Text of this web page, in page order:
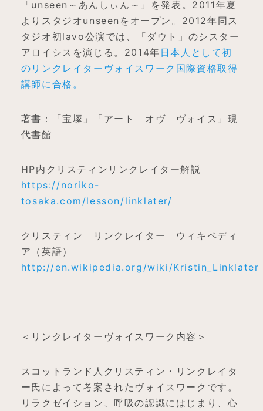
「unseen～あんしぃん～」を発表。2011年夏
よりスタジオunseenをオープン。2012年同ス
タジオ初lavo公演では、「ダウト」のシスター
アロイシスを演じる。2014年 日本人として初
のリンクレイターヴォイスワーク国際資格取得
講師に合格。
著書：「宝塚」「アート オヴ ヴォイス」現
代書館
HP内クリスティンリンクレイター解説
https://noriko-
tosaka.com/lesson/linklater/
クリスティン リンクレイター ウィキペディ
ア（英語）
http://en.wikipedia.org/wiki/Kristin_Linklater
＜リンクレイターヴォイスワーク内容＞
スコットランド人クリスティン・リンクレイタ
ー氏によって考案されたヴォイスワークです。
リラクゼイション、呼吸の認識にはじまり、心